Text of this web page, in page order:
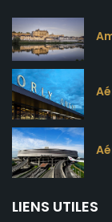
LIENS UTILES